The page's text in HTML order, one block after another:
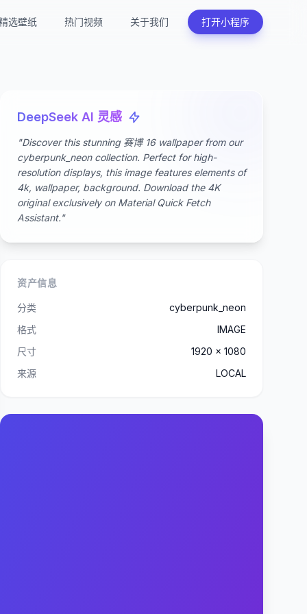
选壁纸 热门视频 关于我们 打开小程序
DeepSeek AI 灵感
"Discover this stunning 赛博 16 wallpaper from our
cyberpunk_neon collection. Perfect for high-
resolution displays, this image features elements of
4k, wallpaper, background. Download the 4K
original exclusively on Material Quick Fetch
Assistant."
资产信息
分类
cyberpunk_neon
格式
IMAGE
尺寸
1920 x 1080
来源
LOCAL